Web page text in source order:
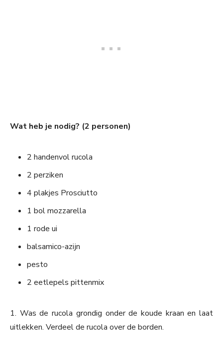
Wat heb je nodig? (2 personen)
2 handenvol rucola
2 perziken
4 plakjes Prosciutto
1 bol mozzarella
1 rode ui
balsamico-azijn
pesto
2 eetlepels pittenmix
1. Was de rucola grondig onder de koude kraan en laat
uitlekken. Verdeel de rucola over de borden.